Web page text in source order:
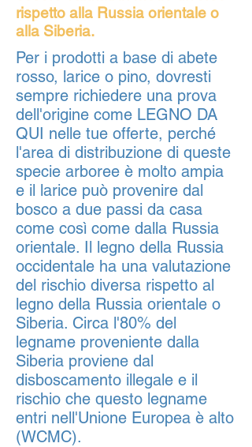
rispetto alla Russia orientale o
alla Siberia.
Per i prodotti a base di abete
rosso, larice o pino, dovresti
sempre richiedere una prova
dell'origine come LEGNO DA
QUI nelle tue offerte, perché
l'area di distribuzione di queste
specie arboree è molto ampia
e il larice può provenire dal
bosco a due passi da casa
come così come dalla Russia
orientale. Il legno della Russia
occidentale ha una valutazione
del rischio diversa rispetto al
legno della Russia orientale o
Siberia. Circa l'80% del
legname proveniente dalla
Siberia proviene dal
disboscamento illegale e il
rischio che questo legname
entri nell'Unione Europea è alto
(WCMC).